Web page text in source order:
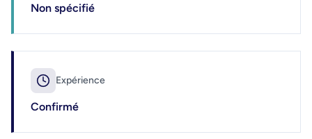
Non spécifié
Expérience
Confirmé